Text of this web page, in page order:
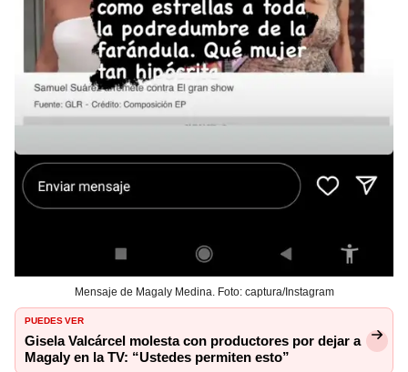
Mensaje de Magaly Medina. Foto: captura/Instagram
PUEDES VER
Gisela Valcárcel molesta con productores por dejar a
Magaly en la TV: “Ustedes permiten esto”